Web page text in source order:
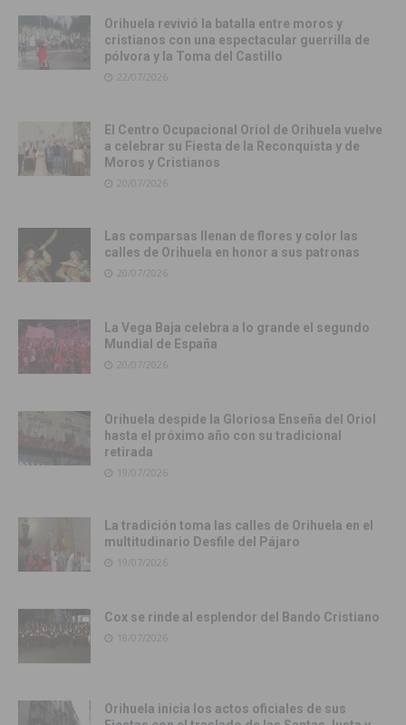
Orihuela revivió la batalla entre moros y
cristianos con una espectacular guerrilla de
pólvora y la Toma del Castillo
22/07/2026
El Centro Ocupacional Oriol de Orihuela vuelve
a celebrar su Fiesta de la Reconquista y de
Moros y Cristianos
20/07/2026
Las comparsas llenan de flores y color las
calles de Orihuela en honor a sus patronas
20/07/2026
La Vega Baja celebra a lo grande el segundo
Mundial de España
20/07/2026
Orihuela despide la Gloriosa Enseña del Oriol
hasta el próximo año con su tradicional
retirada
19/07/2026
La tradición toma las calles de Orihuela en el
multitudinario Desfile del Pájaro
19/07/2026
Cox se rinde al esplendor del Bando Cristiano
18/07/2026
Orihuela inicia los actos oficiales de sus